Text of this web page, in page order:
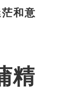
和意
精